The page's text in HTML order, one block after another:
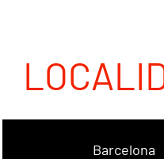
Barcelona